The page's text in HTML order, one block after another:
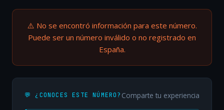
⚠️ No se encontró información para este número.
Puede ser un número inválido o no registrado en
España.
💬 ¿CONOCES ESTE NÚMERO? Comparte tu experiencia